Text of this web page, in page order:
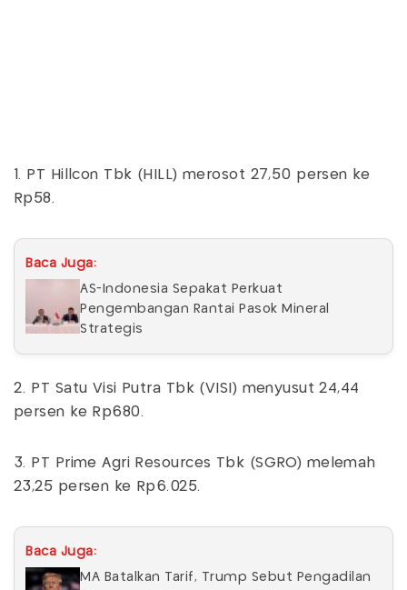
1. PT Hillcon Tbk (HILL) merosot 27,50 persen ke
Rp58.
Baca Juga:
AS-Indonesia Sepakat Perkuat
Pengembangan Rantai Pasok Mineral
Strategis
2. PT Satu Visi Putra Tbk (VISI) menyusut 24,44
persen ke Rp680.
3. PT Prime Agri Resources Tbk (SGRO) melemah
23,25 persen ke Rp6.025.
Baca Juga:
MA Batalkan Tarif, Trump Sebut Pengadilan